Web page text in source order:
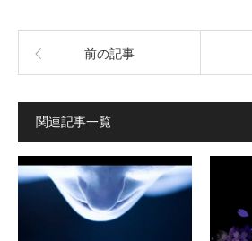
前の記事
関連記事一覧